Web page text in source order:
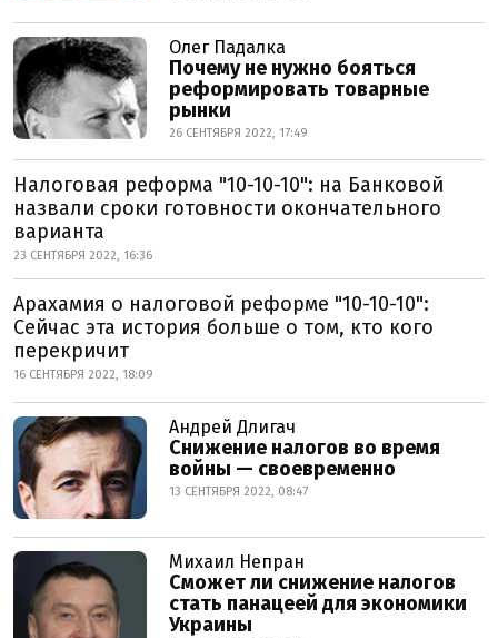
Олег Падалка
Почему не нужно бояться
реформировать товарные
рынки
26 СЕНТЯБРЯ 2022, 17:49
Налоговая реформа "10-10-10": на Банковой
назвали сроки готовности окончательного
варианта
23 СЕНТЯБРЯ 2022, 16:36
Арахамия о налоговой реформе "10-10-10":
Сейчас эта история больше о том, кто кого
перекричит
16 СЕНТЯБРЯ 2022, 18:09
Андрей Длигач
Снижение налогов во время
войны — своевременно
13 СЕНТЯБРЯ 2022, 08:47
Михаил Непран
Сможет ли снижение налогов
стать панацеей для экономики
Украины